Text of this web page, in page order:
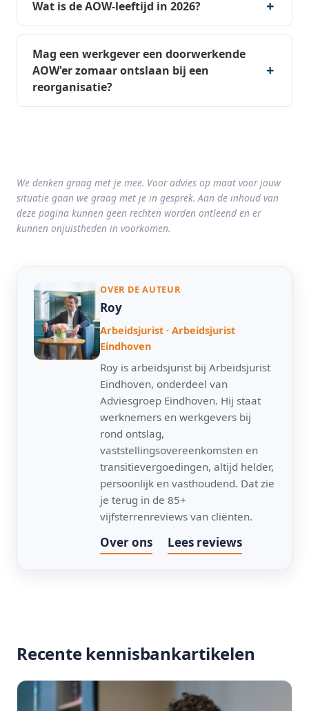
Wat is de AOW-leeftijd in 2026?
Mag een werkgever een doorwerkende
AOW'er zomaar ontslaan bij een
reorganisatie?
We denken graag met je mee. Voor advies op maat voor jouw
situatie gaan we graag met je in gesprek. Aan de inhoud van
deze pagina kunnen geen rechten worden ontleend en er
kunnen onjuistheden in voorkomen.
OVER DE AUTEUR
Roy
Arbeidsjurist · Arbeidsjurist
Eindhoven
Roy is arbeidsjurist bij Arbeidsjurist
Eindhoven, onderdeel van
Adviesgroep Eindhoven. Hij staat
werknemers en werkgevers bij
rond ontslag,
vaststellingsovereenkomsten en
transitievergoedingen, altijd helder,
persoonlijk en vasthoudend. Dat zie
je terug in de 85+
vijfsterrenreviews van cliënten.
Over ons Lees reviews
Recente kennisbankartikelen